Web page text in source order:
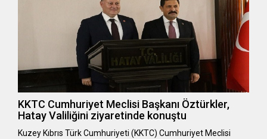
KKTC Cumhuriyet Meclisi Başkanı Öztürkler,
Hatay Valiliğini ziyaretinde konuştu
Kuzey Kıbrıs Türk Cumhuriyeti (KKTC) Cumhuriyet Meclisi